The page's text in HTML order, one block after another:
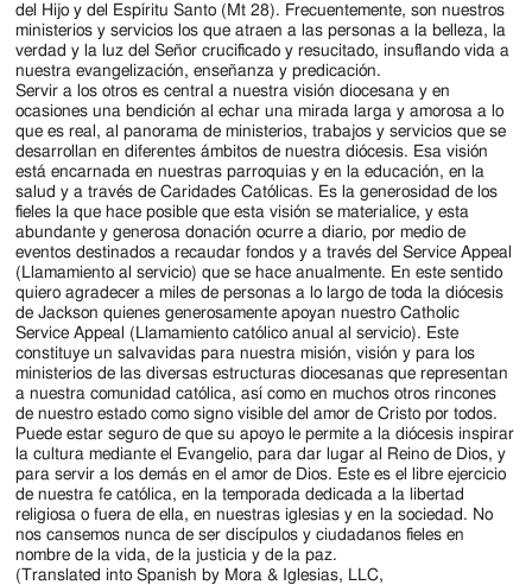
del Hijo y del Espíritu Santo (Mt 28). Frecuentemente, son nuestros
ministerios y servicios los que atraen a las personas a la belleza, la
verdad y la luz del Señor crucificado y resucitado, insuflando vida a
nuestra evangelización, enseñanza y predicación.
Servir a los otros es central a nuestra visión diocesana y en
ocasiones una bendición al echar una mirada larga y amorosa a lo
que es real, al panorama de ministerios, trabajos y servicios que se
desarrollan en diferentes ámbitos de nuestra diócesis. Esa visión
está encarnada en nuestras parroquias y en la educación, en la
salud y a través de Caridades Católicas. Es la generosidad de los
fieles la que hace posible que esta visión se materialice, y esta
abundante y generosa donación ocurre a diario, por medio de
eventos destinados a recaudar fondos y a través del Service Appeal
(Llamamiento al servicio) que se hace anualmente. En este sentido
quiero agradecer a miles de personas a lo largo de toda la diócesis
de Jackson quienes generosamente apoyan nuestro Catholic
Service Appeal (Llamamiento católico anual al servicio). Este
constituye un salvavidas para nuestra misión, visión y para los
ministerios de las diversas estructuras diocesanas que representan
a nuestra comunidad católica, así como en muchos otros rincones
de nuestro estado como signo visible del amor de Cristo por todos.
Puede estar seguro de que su apoyo le permite a la diócesis inspirar
la cultura mediante el Evangelio, para dar lugar al Reino de Dios, y
para servir a los demás en el amor de Dios. Este es el libre ejercicio
de nuestra fe católica, en la temporada dedicada a la libertad
religiosa o fuera de ella, en nuestras iglesias y en la sociedad. No
nos cansemos nunca de ser discípulos y ciudadanos fieles en
nombre de la vida, de la justicia y de la paz.
(Translated into Spanish by Mora & Iglesias, LLC,